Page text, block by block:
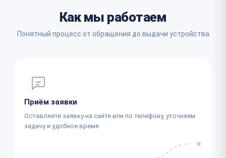
Как мы работаем
Понятный процесс от обращения до выдачи устройства
Приём заявки
Оставляете заявку на сайте или по телефону, уточняем
задачу и удобное время.